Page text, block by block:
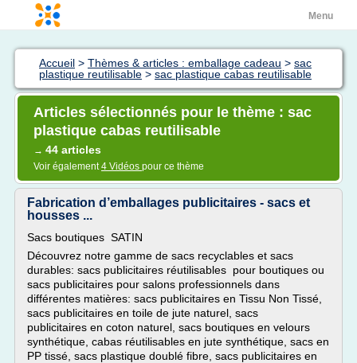
Menu
Accueil > Thèmes & articles : emballage cadeau > sac
plastique reutilisable > sac plastique cabas reutilisable
Articles sélectionnés pour le thème : sac
plastique cabas reutilisable
→ 44 articles
Voir également4 Vidéos pour ce thème
Fabrication d’emballages publicitaires - sacs et
housses ...
Sacs boutiques SATIN
Découvrez notre gamme de sacs recyclables et sacs
durables: sacs publicitaires réutilisables pour boutiques ou
sacs publicitaires pour salons professionnels dans
différentes matières: sacs publicitaires en Tissu Non Tissé,
sacs publicitaires en toile de jute naturel, sacs
publicitaires en coton naturel, sacs boutiques en velours
synthétique, cabas réutilisables en jute synthétique, sacs en
PP tissé, sacs plastique doublé fibre, sacs publicitaires en